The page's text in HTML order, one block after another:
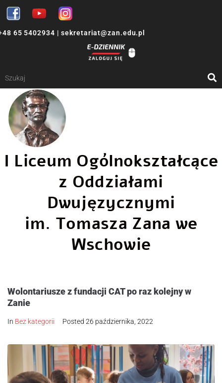
65 5402934 | sekretariat@zan.edu.pl
I Liceum Ogólnokształcące
z Oddziałami
Dwujęzycznymi
im. Tomasza Zana we
Wschowie
Wolontariusze z fundacji CAT po raz kolejny w
Zanie
In Bez kategorii Posted 26 października, 2022